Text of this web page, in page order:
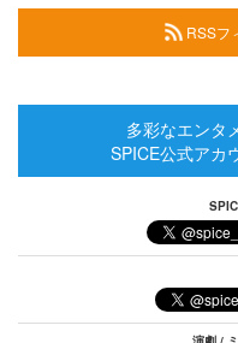
RSSフ
多彩なエンタ
SPICE公式アカ